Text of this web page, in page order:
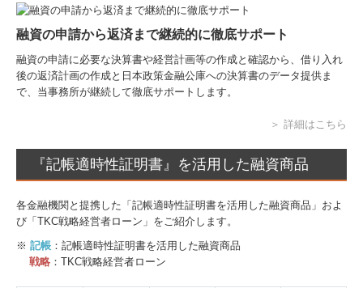
融資の申請から返済まで継続的に徹底サポート
融資の申請に必要な決算書や経営計画等の作成と確認から、借り入れ
後の返済計画の作成と日本政策金融公庫への決算書のデータ提供ま
で、当事務所が継続して徹底サポートします。
＞ 詳細はこちら
『記帳適時性証明書』を活用した融資商品
各金融機関と提携した「記帳適時性証明書を活用した融資商品」およ
び「TKC戦略経営者ローン」をご紹介します。
※ 記帳 ：記帳適時性証明書を活用した融資商品
戦略 ：TKC戦略経営者ローン